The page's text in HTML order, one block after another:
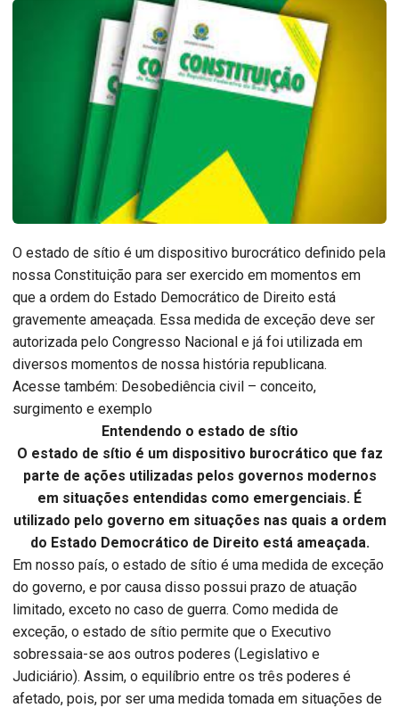
O estado de sítio é um dispositivo burocrático definido pela
nossa Constituição para ser exercido em momentos em
que a ordem do Estado Democrático de Direito está
gravemente ameaçada. Essa medida de exceção deve ser
autorizada pelo Congresso Nacional e já foi utilizada em
diversos momentos de nossa história republicana.
Acesse também: Desobediência civil – conceito,
surgimento e exemplo
Entendendo o estado de sítio
O estado de sítio é um dispositivo burocrático que faz
parte de ações utilizadas pelos governos modernos
em situações entendidas como emergenciais. É
utilizado pelo governo em situações nas quais a ordem
do Estado Democrático de Direito está ameaçada.
Em nosso país, o estado de sítio é uma medida de exceção
do governo, e por causa disso possui prazo de atuação
limitado, exceto no caso de guerra. Como medida de
exceção, o estado de sítio permite que o Executivo
sobressaia-se aos outros poderes (Legislativo e
Judiciário). Assim, o equilíbrio entre os três poderes é
afetado, pois, por ser uma medida tomada em situações de